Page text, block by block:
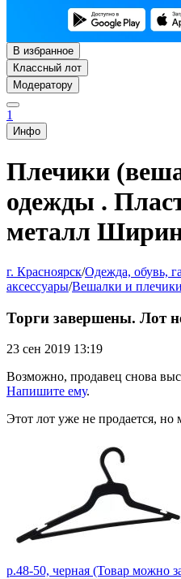
В избранное
Классный лот
Модератору
1
Инфо
Плечики
одежды .
металл
г. Красноярск/Одежда, обувь,
аксессуары/Вешалки и плечики
Торги завершены. Лот
23 сен 2019 13:19
Возможно, продавец снова
Напишите ему.
Этот лот уже не продается,
р.48-50, черная (Товар можно